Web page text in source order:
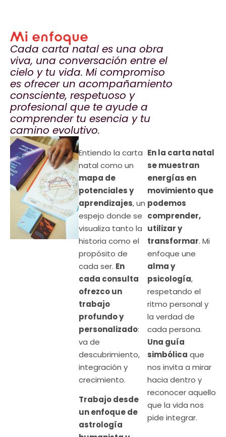
Mi enfoque
Cada carta natal es una obra
viva, una conversación entre el
cielo y tu vida. Mi compromiso
es ofrecer un acompañamiento
consciente, respetuoso y
profesional que te ayude a
comprender tu esencia y tu
camino evolutivo.
Entiendo la carta
natal como un
mapa de
potenciales y
aprendizajes, un
espejo donde se
visualiza tanto la
historia como el
propósito de
cada ser. En
cada consulta
ofrezco un
trabajo
profundo y
personalizado:
va de
descubrimiento,
integración y
crecimiento.
Trabajo desde
un enfoque de
astrología
En la carta natal
se muestran
energías en
movimiento que
podemos
comprender,
utilizar y
transformar. Mi
enfoque une
alma y
psicología,
respetando el
ritmo personal y
la verdad de
cada persona.
Una guía
simbólica que
nos invita a mirar
hacia dentro y
reconocer aquello
que la vida nos
pide integrar.